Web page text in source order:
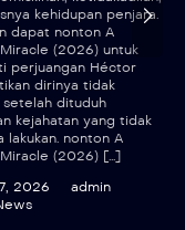
kehidupan penjara.
dapat nonton A
Miracle (2026) untuk
perjuangan Héctor
dirinya tidak
setelah dituduh
kejahatan yang tidak
lakukan. nonton A
Miracle (2026) […]
2026
admin